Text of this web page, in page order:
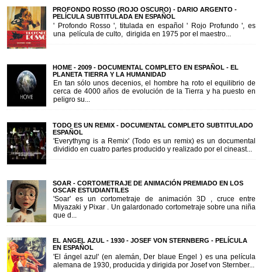
PROFONDO ROSSO (ROJO OSCURO) - DARIO ARGENTO -
PELÍCULA SUBTITULADA EN ESPAÑOL
' Profondo Rosso ', titulada en español ' Rojo Profundo ', es
una película de culto, dirigida en 1975 por el maestro...
HOME - 2009 - DOCUMENTAL COMPLETO EN ESPAÑOL - EL
PLANETA TIERRA Y LA HUMANIDAD
En tan sólo unos decenios, el hombre ha roto el equilibrio de
cerca de 4000 años de evolución de la Tierra y ha puesto en
peligro su...
TODO ES UN REMIX - DOCUMENTAL COMPLETO SUBTITULADO
ESPAÑOL
'Everythyng is a Remix' (Todo es un remix) es un documental
dividido en cuatro partes producido y realizado por el cineast...
SOAR - CORTOMETRAJE DE ANIMACIÓN PREMIADO EN LOS
OSCAR ESTUDIANTILES
'Soar' es un cortometraje de animación 3D , cruce entre
Miyazaki y Pixar . Un galardonado cortometraje sobre una niña
que d...
EL ANGEL AZUL - 1930 - JOSEF VON STERNBERG - PELÍCULA
EN ESPAÑOL
'El ángel azul' (en alemán, Der blaue Engel ) es una película
alemana de 1930, producida y dirigida por Josef von Sternber...